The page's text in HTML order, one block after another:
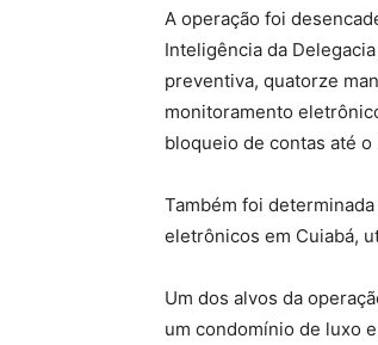
A operação foi
Inteligência da
preventiva, quatorze
monitoramento
bloqueio de contas até
Também foi
eletrônicos em Cuiabá,
Um dos alvos da
um condomínio de luxo